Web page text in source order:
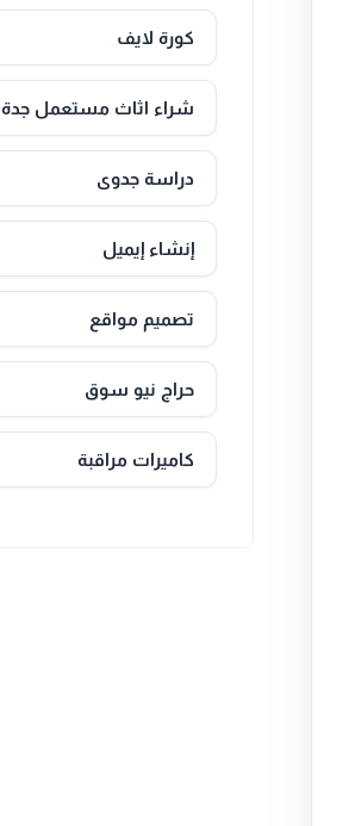
كورة لايف
شراء اثاث مستعمل جدة
دراسة جدوى
إنشاء إيميل
تصميم مواقع
حراج نيو سوق
كاميرات مراقبة